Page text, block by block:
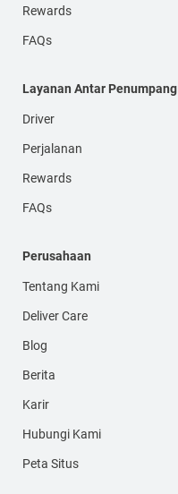
Rewards
FAQs
Layanan Antar Penumpang
Driver
Perjalanan
Rewards
FAQs
Perusahaan
Tentang Kami
Deliver Care
Blog
Berita
Karir
Hubungi Kami
Peta Situs